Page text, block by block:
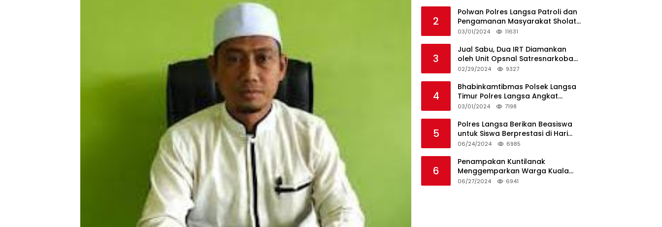
2
Polwan Polres Langsa Patroli dan
Pengamanan Masyarakat Sholat
Jumat
03/01/2024 11631
3
Jual Sabu, Dua IRT Diamankan
oleh Unit Opsnal Satresnarkoba
Polres Langsa
02/29/2024 9327
4
Bhabinkamtibmas Polsek Langsa
Timur Polres Langsa Angkat
Kerenda Bantu Prosesi
03/01/2024 7198
5
Polres Langsa Berikan Beasiswa
untuk Siswa Berprestasi di Hari
Bhayangkara ke-78
06/24/2024 6985
6
Penampakan Kuntilanak
Menggemparkan Warga Kuala
Langsa dan Btn Sungai Pauh
06/27/2024 6941